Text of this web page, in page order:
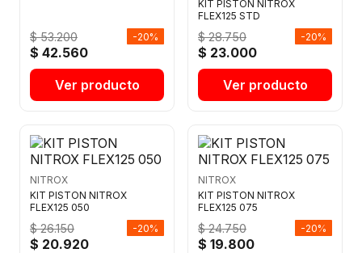
$ 53.200
$ 42.560
-20%
Ver producto
KIT PISTON NITROX
FLEX125 STD
$ 28.750
$ 23.000
-20%
Ver producto
NITROX
KIT PISTON NITROX
FLEX125 050
$ 26.150
$ 20.920
-20%
NITROX
KIT PISTON NITROX
FLEX125 075
$ 24.750
$ 19.800
-20%